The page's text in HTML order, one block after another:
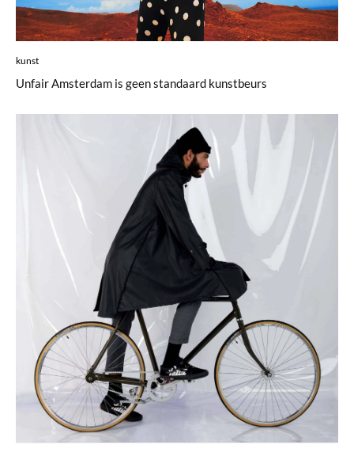
kunst
Unfair Amsterdam is geen standaard kunstbeurs